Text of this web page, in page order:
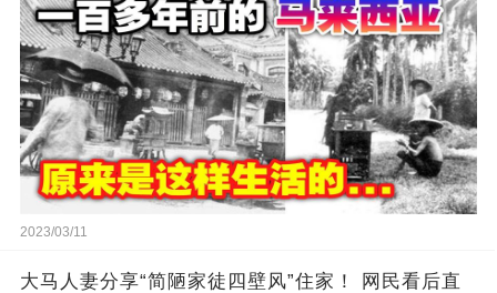
2023/03/11
大马人妻分享“简陋家徒四壁风”住家！ 网民看后直